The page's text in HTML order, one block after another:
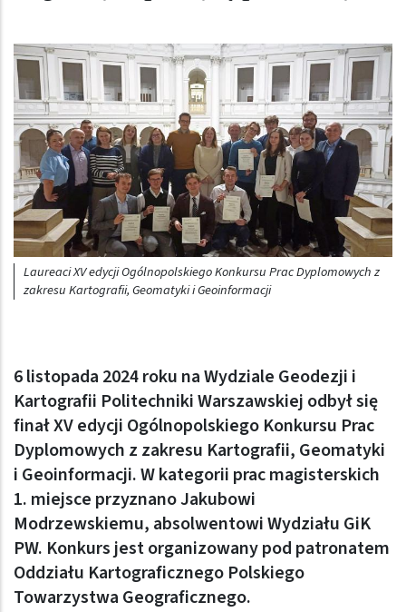
Laureaci XV edycji Ogólnopolskiego Konkursu Prac Dyplomowych z
zakresu Kartografii, Geomatyki i Geoinformacji
6 listopada 2024 roku na Wydziale Geodezji i
Kartografii Politechniki Warszawskiej odbył się
finał XV edycji Ogólnopolskiego Konkursu Prac
Dyplomowych z zakresu Kartografii, Geomatyki
i Geoinformacji. W kategorii prac magisterskich
1. miejsce przyznano Jakubowi
Modrzewskiemu, absolwentowi Wydziału GiK
PW. Konkurs jest organizowany pod patronatem
Oddziału Kartograficznego Polskiego
Towarzystwa Geograficznego.